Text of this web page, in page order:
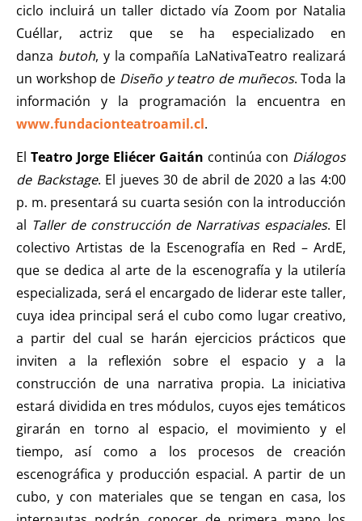
ciclo incluirá un taller dictado vía Zoom por Natalia
Cuéllar, actriz que se ha especializado en
danza butoh, y la compañía LaNativaTeatro realizará
un workshop de Diseño y teatro de muñecos. Toda la
información y la programación la encuentra en
www.fundacionteatroamil.cl.
El Teatro Jorge Eliécer Gaitán continúa con Diálogos
de Backstage. El jueves 30 de abril de 2020 a las 4:00
p. m. presentará su cuarta sesión con la introducción
al Taller de construcción de Narrativas espaciales. El
colectivo Artistas de la Escenografía en Red – ArdE,
que se dedica al arte de la escenografía y la utilería
especializada, será el encargado de liderar este taller,
cuya idea principal será el cubo como lugar creativo,
a partir del cual se harán ejercicios prácticos que
inviten a la reflexión sobre el espacio y a la
construcción de una narrativa propia. La iniciativa
estará dividida en tres módulos, cuyos ejes temáticos
girarán en torno al espacio, el movimiento y el
tiempo, así como a los procesos de creación
escenográfica y producción espacial. A partir de un
cubo, y con materiales que se tengan en casa, los